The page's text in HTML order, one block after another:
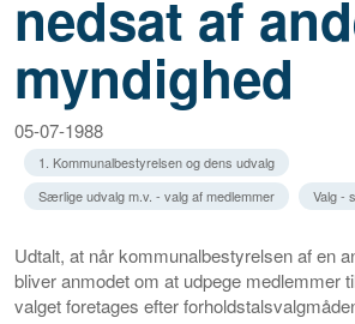
nedsat af
myndighed
05-07-1988
1. Kommunalbestyrelsen og dens udvalg
Særlige udvalg m.v. - valg af medlemmer
Valg -
Udtalt, at når kommunalbestyrelsen af en
bliver anmodet om at udpege medlemmer
valget foretages efter